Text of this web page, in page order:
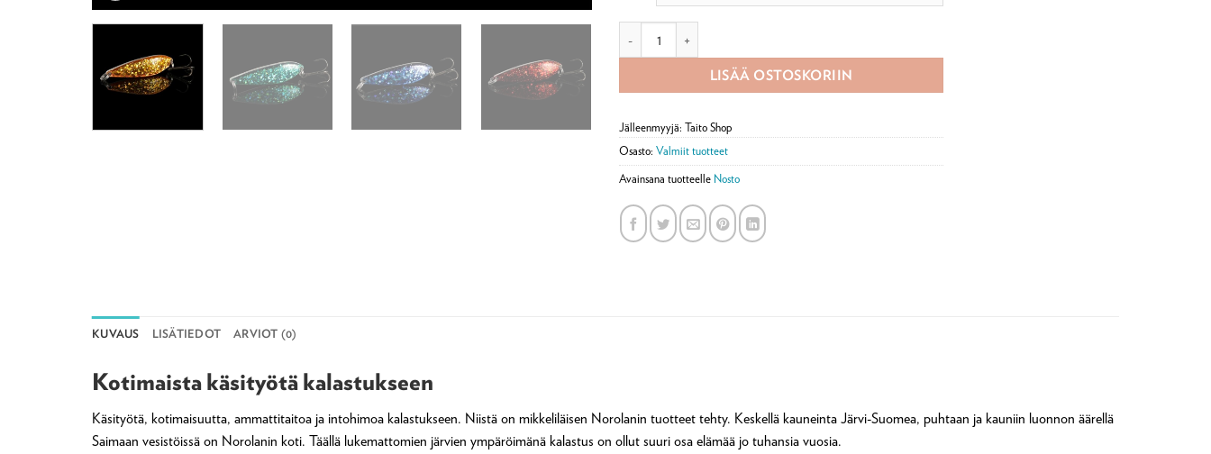
LISÄÄ OSTOSKORIIN
Jälleenmyyjä: Taito Shop
Osasto: Valmiit tuotteet
Avainsana tuotteelle Nosto
KUVAUS LISÄTIEDOT ARVIOT (0)
Kotimaista käsityötä kalastukseen
Käsityötä, kotimaisuutta, ammattitaitoa ja intohimoa kalastukseen. Niistä on mikkeliläisen Norolanin tuotteet tehty. Keskellä kauneinta Järvi-Suomea, puhtaan ja kauniin luonnon äärellä
Saimaan vesistöissä on Norolanin koti. Täällä lukemattomien järvien ympäröimänä kalastus on ollut suuri osa elämää jo tuhansia vuosia.